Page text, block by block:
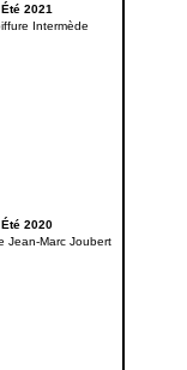
Été 2021
Été 2020